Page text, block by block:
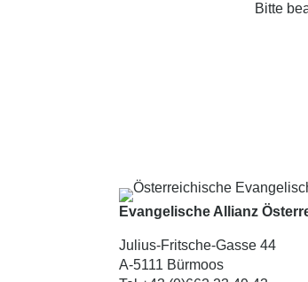
Bitte
Evangelische Allianz
Julius-Fritsche-Gasse 44
A-5111 Bürmoos